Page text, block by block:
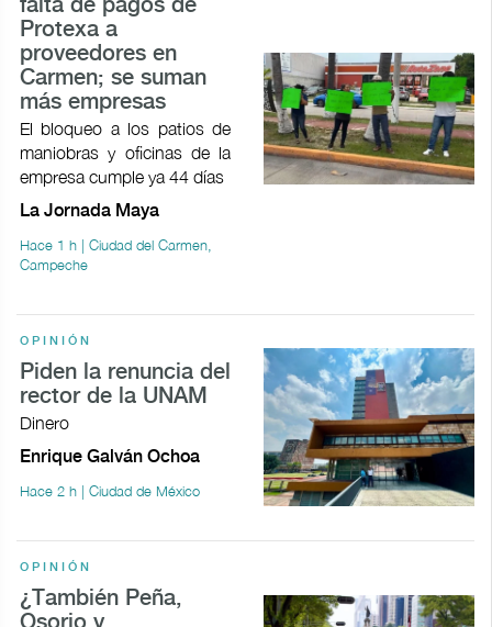
falta de pagos de
Protexa a
proveedores en
Carmen; se suman
más empresas
El bloqueo a los patios de
maniobras y oficinas de la
empresa cumple ya 44 días
La Jornada Maya
Hace 1 h | Ciudad del Carmen,
Campeche
OPINIÓN
Piden la renuncia del
rector de la UNAM
Dinero
Enrique Galván Ochoa
Hace 2 h | Ciudad de México
OPINIÓN
¿También Peña,